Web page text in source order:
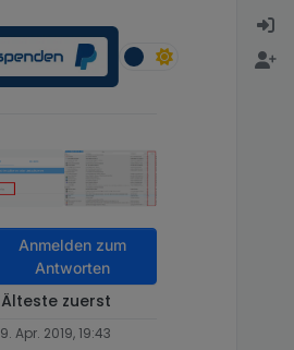
Anmelden zum
Antworten
Älteste zuerst
9. Apr. 2019, 19:43